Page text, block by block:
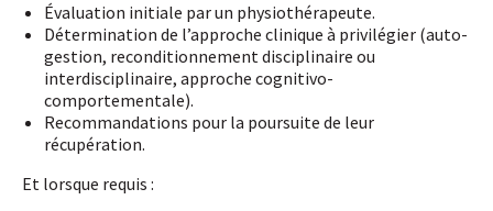
Évaluation initiale par un physiothérapeute.
Détermination de l’approche clinique à privilégier (auto-
gestion, reconditionnement disciplinaire ou
interdisciplinaire, approche cognitivo-
comportementale).
Recommandations pour la poursuite de leur
récupération.
Et lorsque requis :